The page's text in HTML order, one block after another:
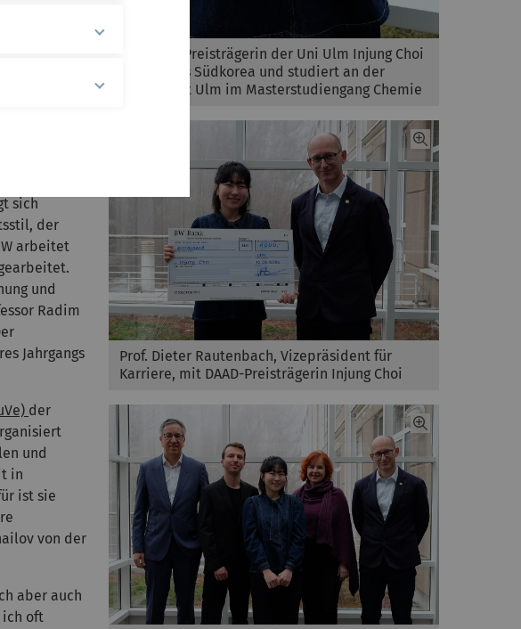
seinen
für
sich
der
arbeitet
und
Radim
Jahrgangs
der
und
in
ist sie
von der
aber auch
ich oft
Die DAAD-Preisträgerin der Uni Ulm Injung Choi
kommt aus Südkorea und studiert an der
Universität Ulm im Masterstudiengang Chemie
Prof. Dieter Rautenbach, Vizepräsident für
Karriere, mit DAAD-Preisträgerin Injung Choi